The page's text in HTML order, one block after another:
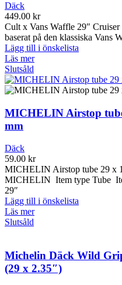
Däck
449.00 kr
Cult x Vans Waffle 29″ Cruiser
baserat på den klassiska Vans
Lägg till i önskelista
Läs mer
Slutsåld
MICHELIN Airstop
mm
Däck
59.00 kr
MICHELIN Airstop tube 29 x
MICHELIN Item type Tube
29″
Lägg till i önskelista
Läs mer
Slutsåld
Michelin Däck Wild
(29 x 2.35″)